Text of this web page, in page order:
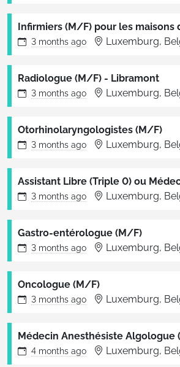
3 months ago Luxemburg,
Radiologue (M/F) - Libramont
3 months ago Luxemburg,
Otorhinolaryngologistes (M/F)
3 months ago Luxemburg,
3 months ago Luxemburg,
Gastro-entérologue (M/F)
3 months ago Luxemburg,
Oncologue (M/F)
3 months ago Luxemburg,
Médecin Anesthésiste Algologue
4 months ago Luxemburg,